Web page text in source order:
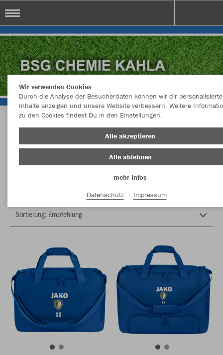
BSG Chemie Kahla
Wir verwenden Cookies
Durch die Analyse der Besucherdaten können wir dir personalisierte
Inhalte anzeigen und unsere Website verbessern. Weitere
zu den Cookies findest Du in den Einstellungen.
Alle akzeptieren
Alle ablehnen
mehr Infos
Datenschutz
Impressum